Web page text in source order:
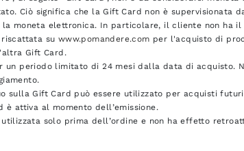
Ciò significa che la Gift Card non è supervisionata
moneta elettronica. In particolare, il cliente non ha
riscattata su www.pomandere.com per l'acquisto di
Gift Card.
un periodo limitato di 24 mesi dalla data di acquisto.
sulla Gift Card può essere utilizzato per acquisti
è attiva al momento dell’emissione.
solo prima dell’ordine e non ha effetto